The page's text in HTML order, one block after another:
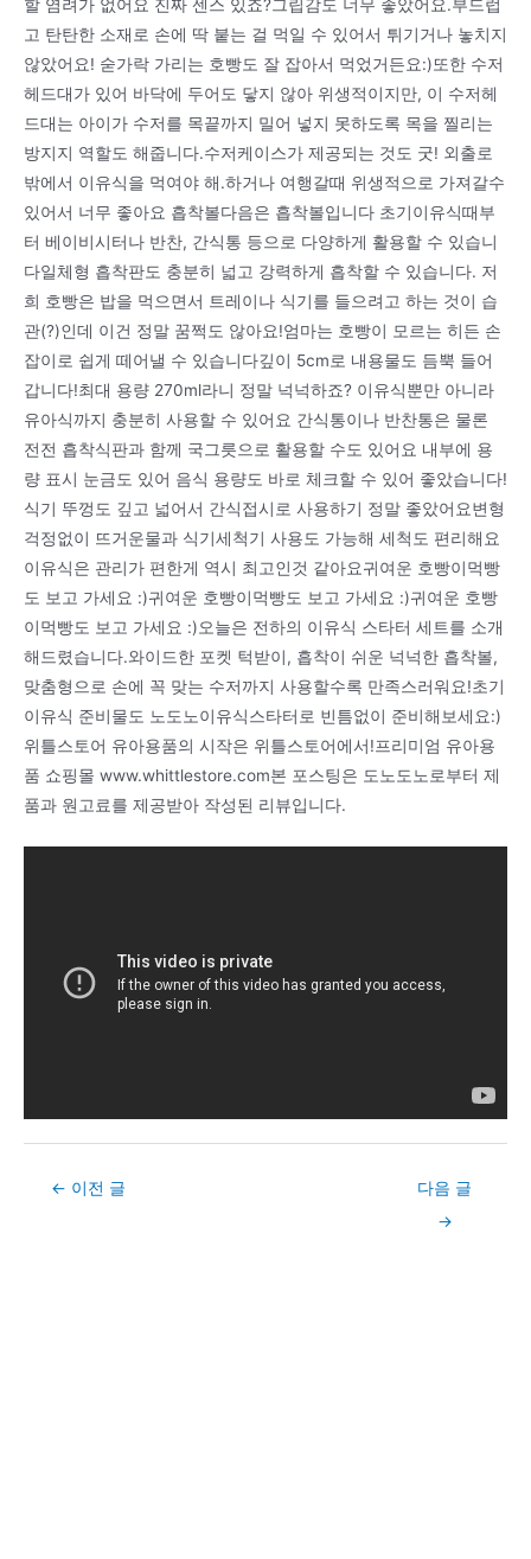
할 염려가 없어요 진짜 센스 있죠?그립감도 너무 좋았어요.부드럽
고 탄탄한 소재로 손에 딱 붙는 걸 먹일 수 있어서 튀기거나 놓치지
않았어요! 숟가락 가리는 호빵도 잘 잡아서 먹었거든요:)또한 수저
헤드대가 있어 바닥에 두어도 닿지 않아 위생적이지만, 이 수저헤
드대는 아이가 수저를 목끝까지 밀어 넣지 못하도록 목을 찔리는
방지지 역할도 해줍니다.수저케이스가 제공되는 것도 굿! 외출로
밖에서 이유식을 먹여야 해.하거나 여행갈때 위생적으로 가져갈수
있어서 너무 좋아요 흡착볼다음은 흡착볼입니다 초기이유식때부
터 베이비시터나 반찬, 간식통 등으로 다양하게 활용할 수 있습니
다일체형 흡착판도 충분히 넓고 강력하게 흡착할 수 있습니다. 저
희 호빵은 밥을 먹으면서 트레이나 식기를 들으려고 하는 것이 습
관(?)인데 이건 정말 꿈쩍도 않아요!엄마는 호빵이 모르는 히든 손
잡이로 쉽게 떼어낼 수 있습니다깊이 5cm로 내용물도 듬뿍 들어
갑니다!최대 용량 270ml라니 정말 넉넉하죠? 이유식뿐만 아니라
유아식까지 충분히 사용할 수 있어요 간식통이나 반찬통은 물론
전전 흡착식판과 함께 국그릇으로 활용할 수도 있어요 내부에 용
량 표시 눈금도 있어 음식 용량도 바로 체크할 수 있어 좋았습니다!
식기 뚜껑도 깊고 넓어서 간식접시로 사용하기 정말 좋았어요변형
걱정없이 뜨거운물과 식기세척기 사용도 가능해 세척도 편리해요
이유식은 관리가 편한게 역시 최고인것 같아요귀여운 호빵이먹빵
도 보고 가세요 :)귀여운 호빵이먹빵도 보고 가세요 :)귀여운 호빵
이먹빵도 보고 가세요 :)오늘은 전하의 이유식 스타터 세트를 소개
해드렸습니다.와이드한 포켓 턱받이, 흡착이 쉬운 넉넉한 흡착볼,
맞춤형으로 손에 꼭 맞는 수저까지 사용할수록 만족스러워요!초기
이유식 준비물도 노도노이유식스타터로 빈틈없이 준비해보세요:)
위틀스토어 유아용품의 시작은 위틀스토어에서!프리미엄 유아용
품 쇼핑몰 www.whittlestore.com본 포스팅은 도노도노로부터 제
품과 원고료를 제공받아 작성된 리뷰입니다.
Post← 이전 글
다음 글
→